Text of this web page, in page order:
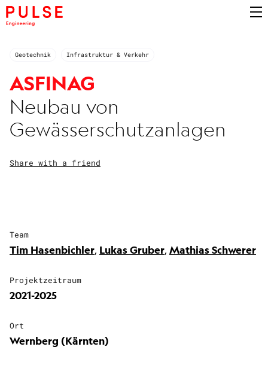
Geotechnik Infrastruktur & Verkehr
ASFINAG
Neubau von
Gewässerschutzanlagen
Share with a friend
Team
Tim Hasenbichler, Lukas Gruber,Mathias Schwerer
Projektzeitraum
2021-2025
Ort
Wernberg (Kärnten)